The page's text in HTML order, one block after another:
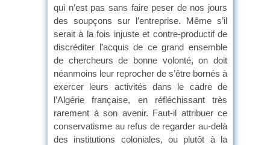
qui n’est pas sans faire peser de nos jours
des soupçons sur l’entreprise. Même s’il
serait à la fois injuste et contre-productif de
discréditer l’acquis de ce grand ensemble
de chercheurs de bonne volonté, on doit
néanmoins leur reprocher de s’être bornés à
exercer leurs activités dans le cadre de
l’Algérie française, en réfléchissant très
rarement à son avenir. Faut-il attribuer ce
conservatisme au refus de regarder au-delà
des institutions coloniales, ou plutôt à la